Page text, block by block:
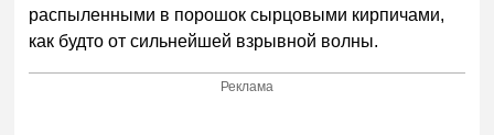
распыленными в порошок сырцовыми кирпичами,
как будто от сильнейшей взрывной волны.
Реклама